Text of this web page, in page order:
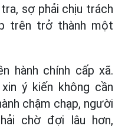
sợ phải chịu trách
trên trở thành một
hành chính cấp xã.
ý kiến không cần
chậm chạp, người
chờ đợi lâu hơn,